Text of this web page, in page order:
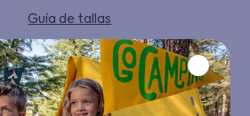
Guía de tallas